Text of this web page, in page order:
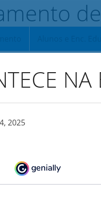
2025